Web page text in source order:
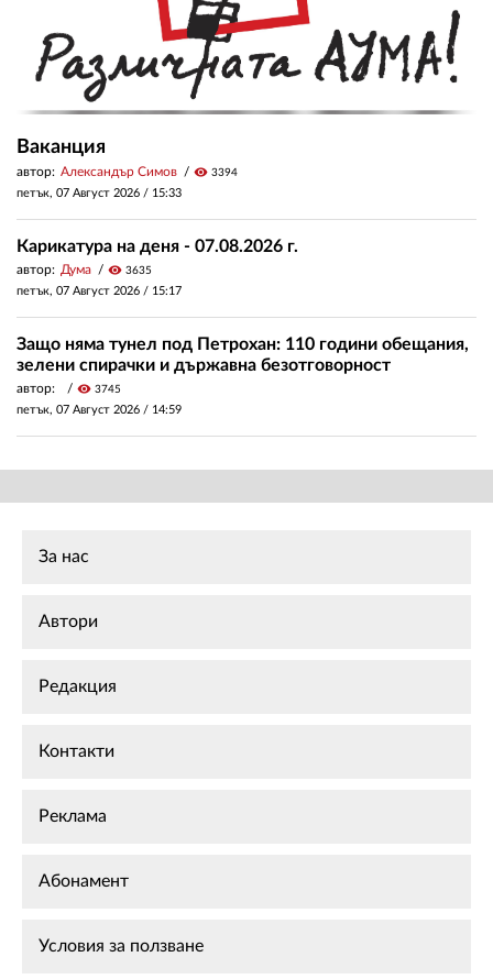
Ваканция
автор: Александър Симов visibility 3394
петък, 07 Август 2026 / 15:33
Карикатура на деня - 07.08.2026 г.
автор: Дума visibility 3635
петък, 07 Август 2026 / 15:17
Защо няма тунел под Петрохан: 110 години обещания,
зелени спирачки и държавна безотговорност
автор: visibility 3745
петък, 07 Август 2026 / 14:59
За нас
Автори
Редакция
Контакти
Реклама
Абонамент
Условия за ползване